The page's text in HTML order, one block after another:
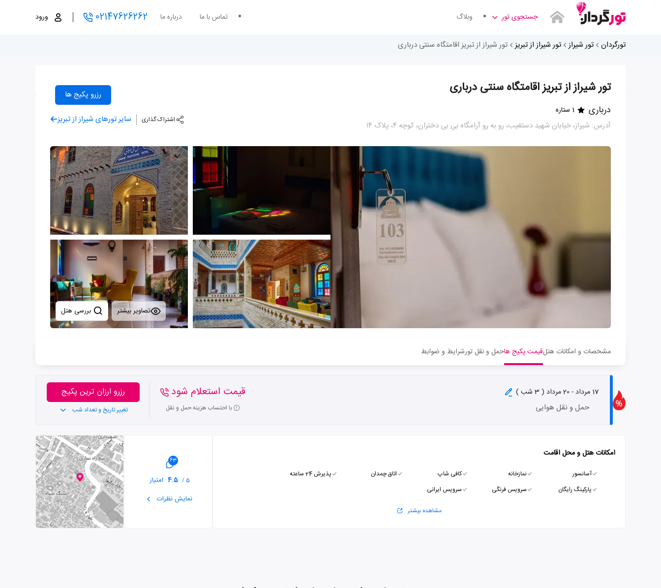
جستجوی تور وبلاگ تماس با ما درباره ما 02147626262 ورود
تورگردان تور شیراز تور شیراز از تبریز تور شیراز از تبریز اقامتگاه سنتی درباری
تور شیراز از تبریز اقامتگاه سنتی درباری رزرو پکیج ها
درباری 1 ستاره
آدرس: شیراز، خیابان شهید دستغیب، رو به رو آرامگاه بی بی دختران، کوچه ۴، پلاک ۱۴
اشتراک گذاری سایر تورهای شیراز از تبریز
تصاویر بیشتر
مشخصات و امکانات هتلقیمت پکیج هاحمل و نقل تورشرایط و ضوابط
17 مرداد - 20 مرداد ( 3 شب )
حمل و نقل هوایی
قیمت استعلام شود
با احتساب هزینه حمل و نقل
رزرو ارزان ترین پکیج
تغییر تاریخ و تعداد شب
امکانات هتل و محل اقامت
آسانسور نمازخانه کافی شاپ اتاق چمدان
پذیرش 24 ساعته
پارکینگ رایگان
سرویس فرنگی سرویس ایرانی
مشاهده بیشتر
63
5 /
4.5 امتیاز
نمایش نظرات